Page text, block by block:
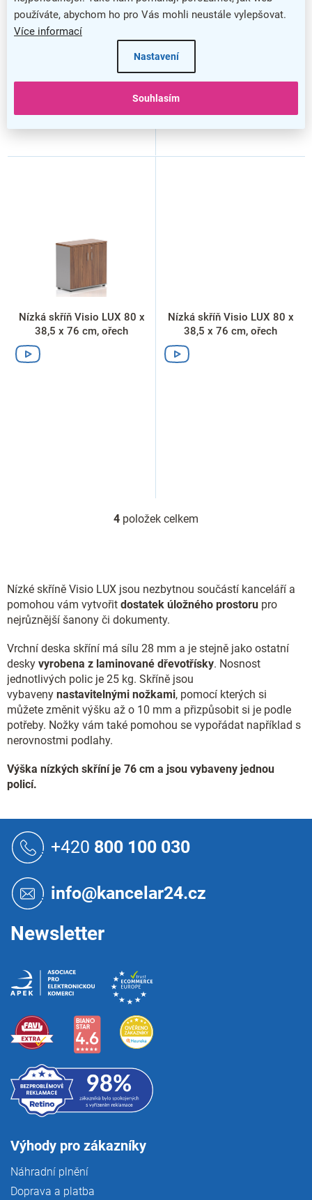
používáte, abychom ho pro Vás mohli neustále vylepšovat.
Více informací
Nastavení
Souhlasím
Nízká skříň Visio LUX 80 x
38,5 x 76 cm, ořech
Nízká skříň Visio LUX 80 x
38,5 x 76 cm, ořech
O
a
c
í
r
v
k
y
v
ý
p
4 položek celkem
Nízké skříně Visio LUX jsou nezbytnou součástí kanceláří a
pomohou vám vytvořit dostatek úložného prostoru pro
nejrůznější šanony či dokumenty.
Vrchní deska skříní má sílu 28 mm a je stejně jako ostatní
desky vyrobena z laminované dřevotřísky. Nosnost
jednotlivých polic je 25 kg. Skříně jsou
vybaveny nastavitelnými nožkami, pomocí kterých si
můžete změnit výšku až o 10 mm a přizpůsobit si je podle
potřeby. Nožky vám také pomohou se vypořádat například s
nerovnostmi podlahy.
Výška nízkých skříní je 76 cm a jsou vybaveny jednou
policí.
+420 800 100 030
info@kancelar24.cz
Newsletter
Výhody pro zákazníky
Náhradní plnění
Doprava a platba